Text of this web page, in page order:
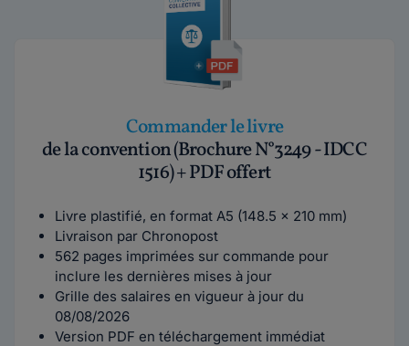
Commander le livre
de la convention (Brochure N°3249 - IDCC
1516) + PDF offert
Livre plastifié, en format A5 (148.5 x 210 mm)
Livraison par Chronopost
562 pages imprimées sur commande pour
inclure les dernières mises à jour
Grille des salaires en vigueur à jour du
08/08/2026
Version PDF en téléchargement immédiat